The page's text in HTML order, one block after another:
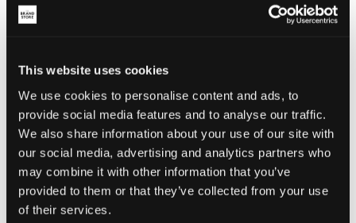
This website uses cookies
We use cookies to personalise content and ads, to
provide social media features and to analyse our traffic.
We also share information about your use of our site with
our social media, advertising and analytics partners who
may combine it with other information that you’ve
provided to them or that they’ve collected from your use
of their services.
Lille Perfekt
VÆLG EN STØRRELSE
Hurtig levering
Fri fragt over 499 kr